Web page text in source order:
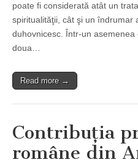
poate fi considerată atât un
spiritualităţii, cât şi un îndrumar
duhovnicesc. Într-un
doua…
Read more →
Contribuţia
române din